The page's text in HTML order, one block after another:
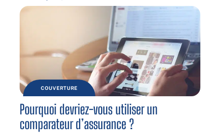
COUVERTURE
Pourquoi devriez-vous utiliser un
comparateur d’assurance ?